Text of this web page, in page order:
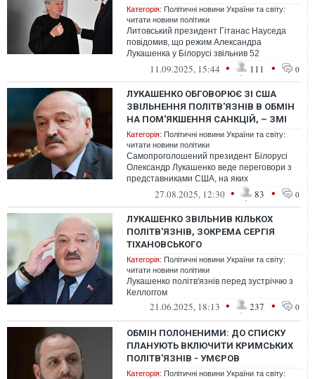
Категорія: Політичні новини України та світу:
читати новини політики
Литовський президент Гітанас Науседа
повідомив, що режим Александра
Лукашенка у Білорусі звільнив 52
політв’язні – всі вони вже перетнули
11.09.2025, 15:44 • 111 • 0
ЛУКАШЕНКО ОБГОВОРЮЄ ЗІ США
ЗВІЛЬНЕННЯ ПОЛІТВ'ЯЗНІВ В ОБМІН
НА ПОМ'ЯКШЕННЯ САНКЦІЙ, – ЗМІ
Категорія: Політичні новини України та світу:
читати новини політики
Самопроголошений президент Білорусі
Олександр Лукашенко веде переговори з
представниками США, на яких
обговорюється питання звільнення
27.08.2025, 12:30 • 83 • 0
ЛУКАШЕНКО ЗВІЛЬНИВ КІЛЬКОХ
ПОЛІТВ'ЯЗНІВ, ЗОКРЕМА СЕРГІЯ
ТІХАНОВСЬКОГО
Категорія: Політичні новини України та світу:
читати новини політики
Лукашенко політв'язнів перед зустріччю з
Келлоггом
21.06.2025, 18:13 • 237 • 0
ОБМІН ПОЛОНЕНИМИ: ДО СПИСКУ
ПЛАНУЮТЬ ВКЛЮЧИТИ КРИМСЬКИХ
ПОЛІТВ'ЯЗНІВ - УМЄРОВ
Категорія: Політичні новини України та світу: